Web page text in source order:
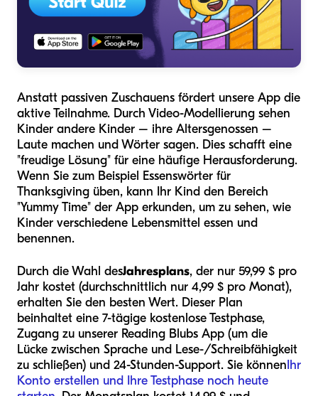
Anstatt passiven Zuschauens fördert unsere App die
aktive Teilnahme. Durch Video-Modellierung sehen
Kinder andere Kinder – ihre Altersgenossen –
Laute machen und Wörter sagen. Dies schafft eine
"freudige Lösung" für eine häufige Herausforderung.
Wenn Sie zum Beispiel Essenswörter für
Thanksgiving üben, kann Ihr Kind den Bereich
"Yummy Time" der App erkunden, um zu sehen, wie
Kinder verschiedene Lebensmittel essen und
benennen.
Durch die Wahl desJahresplans, der nur 59,99 $ pro
Jahr kostet (durchschnittlich nur 4,99 $ pro Monat),
erhalten Sie den besten Wert. Dieser Plan
beinhaltet eine 7-tägige kostenlose Testphase,
Zugang zu unserer Reading Blubs App (um die
Lücke zwischen Sprache und Lese-/Schreibfähigkeit
zu schließen) und 24-Stunden-Support. Sie könnenIhr
Konto erstellen und Ihre Testphase noch heute